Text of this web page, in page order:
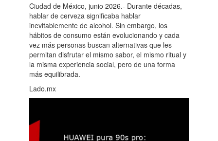
Ciudad de México, junio 2026.- Durante décadas,
hablar de cerveza significaba hablar
inevitablemente de alcohol. Sin embargo, los
hábitos de consumo están evolucionando y cada
vez más personas buscan alternativas que les
permitan disfrutar el mismo sabor, el mismo ritual y
la misma experiencia social, pero de una forma
más equilibrada.
Lado.mx